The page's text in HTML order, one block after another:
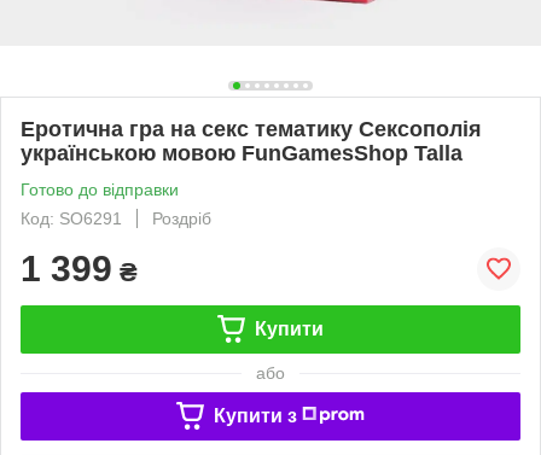
Еротична гра на секс тематику Сексополія
українською мовою FunGamesShop Talla
Готово до відправки
Код: SO6291
Роздріб
1 399 ₴
Купити
або
Купити з